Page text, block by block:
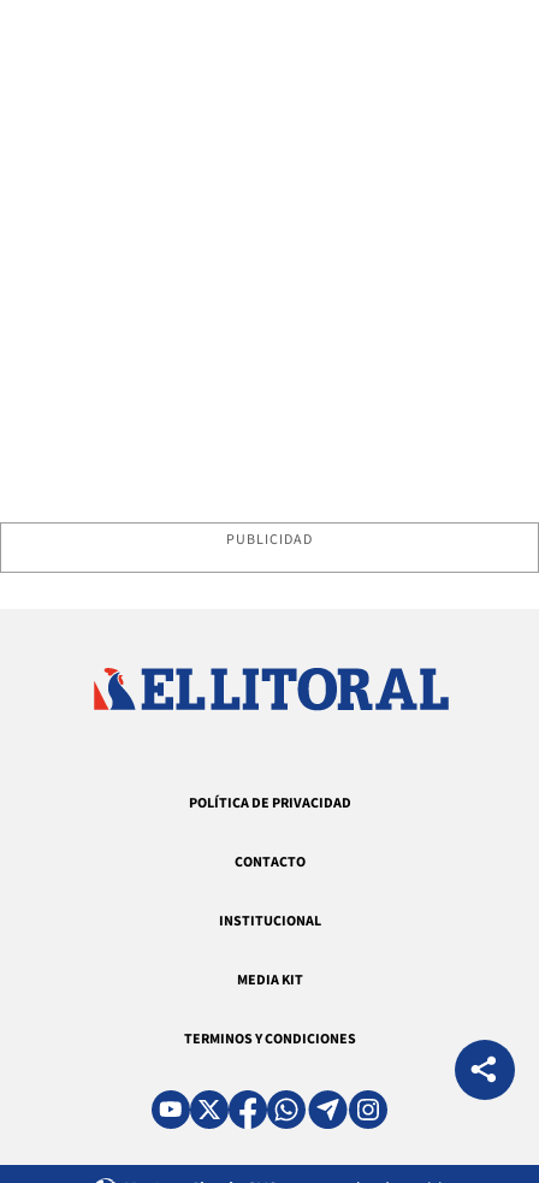
PUBLICIDAD
POLÍTICA DE PRIVACIDAD
CONTACTO
INSTITUCIONAL
MEDIA KIT
TERMINOS Y CONDICIONES